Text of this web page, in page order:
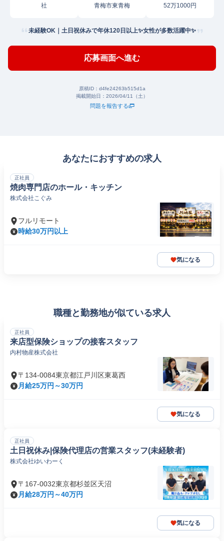
社 青梅市東青梅 52万1000円
未経験OK｜土日祝休みで年休120日以上✨女性が多数活躍中✨
応募画面へ進む
原稿ID： d4fe24263b515d1a
掲載開始日： 2026/04/11（土）
問題を報告する
あなたにおすすめの求人
正社員
焼肉専門店のホール・キッチン
株式会社こぐみ
フルリモート
時給30万円以上
気になる
職種と勤務地が似ている求人
正社員
来店型保険ショップの接客スタッフ
内村物産株式会社
〒134-0084東京都江戸川区東葛西
月給25万円～30万円
気になる
正社員
土日祝休み|保険代理店の営業スタッフ(未経験者)
株式会社ゆいわーく
〒167-0032東京都杉並区天沼
月給28万円～40万円
気になる